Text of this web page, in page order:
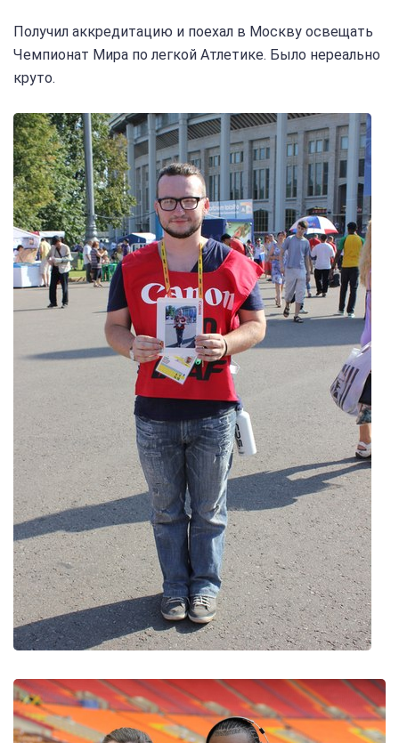
Получил аккредитацию и поехал в Москву освещать
Чемпионат Мира по легкой Атлетике. Было нереально
круто.